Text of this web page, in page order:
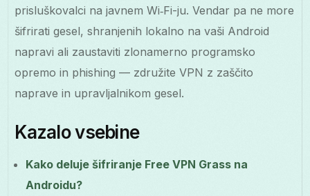
prisluškovalci na javnem Wi‑Fi-ju. Vendar pa ne more
šifrirati gesel, shranjenih lokalno na vaši Android
napravi ali zaustaviti zlonamerno programsko
opremo in phishing — združite VPN z zaščito
naprave in upravljalnikom gesel.
Kazalo vsebine
Kako deluje šifriranje Free VPN Grass na
Androidu?